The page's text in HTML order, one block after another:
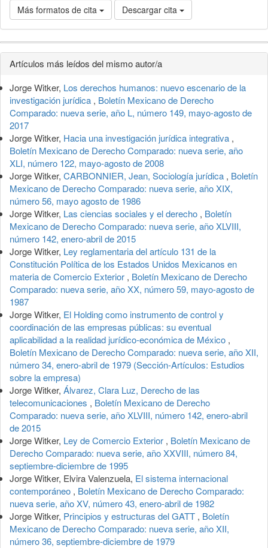
Más formatos de cita Descargar cita
Detalles
del
artículo
Artículos más leídos del mismo autor/a
Jorge Witker, Los derechos humanos: nuevo escenario de la
investigación jurídica , Boletín Mexicano de Derecho
Comparado: nueva serie, año L, número 149, mayo-agosto de
2017
Jorge Witker, Hacia una investigación jurídica integrativa ,
Boletín Mexicano de Derecho Comparado: nueva serie, año
XLI, número 122, mayo-agosto de 2008
Jorge Witker, CARBONNIER, Jean, Sociología jurídica , Boletín
Mexicano de Derecho Comparado: nueva serie, año XIX,
número 56, mayo agosto de 1986
Jorge Witker, Las ciencias sociales y el derecho , Boletín
Mexicano de Derecho Comparado: nueva serie, año XLVIII,
número 142, enero-abril de 2015
Jorge Witker, Ley reglamentaria del artículo 131 de la
Constitución Política de los Estados Unidos Mexicanos en
materia de Comercio Exterior , Boletín Mexicano de Derecho
Comparado: nueva serie, año XX, número 59, mayo-agosto de
1987
Jorge Witker, El Holding como instrumento de control y
coordinación de las empresas públicas: su eventual
aplicabilidad a la realidad jurídico-económica de México ,
Boletín Mexicano de Derecho Comparado: nueva serie, año XII,
número 34, enero-abril de 1979 (Sección-Artículos: Estudios
sobre la empresa)
Jorge Witker, Álvarez, Clara Luz, Derecho de las
telecomunicaciones , Boletín Mexicano de Derecho
Comparado: nueva serie, año XLVIII, número 142, enero-abril
de 2015
Jorge Witker, Ley de Comercio Exterior , Boletín Mexicano de
Derecho Comparado: nueva serie, año XXVIII, número 84,
septiembre-diciembre de 1995
Jorge Witker, Elvira Valenzuela, El sistema internacional
contemporáneo , Boletín Mexicano de Derecho Comparado:
nueva serie, año XV, número 43, enero-abril de 1982
Jorge Witker, Principios y estructuras del GATT , Boletín
Mexicano de Derecho Comparado: nueva serie, año XII,
número 36, septiembre-diciembre de 1979